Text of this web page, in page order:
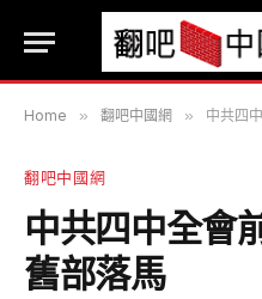
Home » 翻吧中國網 » 中共四
翻吧中國網
中共四中全會
舊部落馬